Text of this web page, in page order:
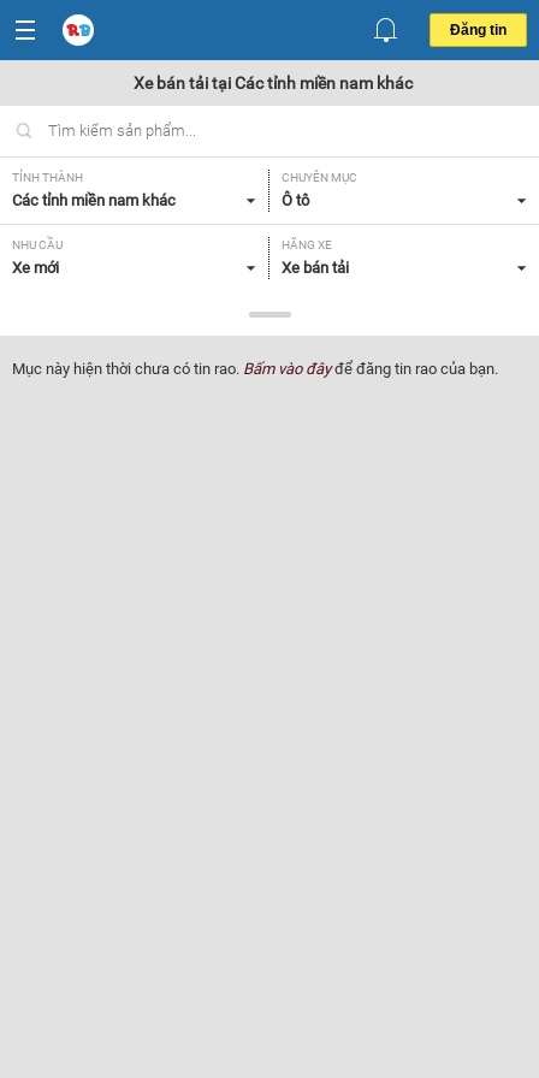
Đăng tin
Xe bán tải tại Các tỉnh miền nam khác
TỈNH THÀNH
Các tỉnh miền nam khác
CHUYÊN MỤC
Ô tô
NHU CẦU
Xe mới
HÃNG XE
Xe bán tải
Tất cả
NĂM SẢN XUẤT
Tất cả
GIÁ XE XUẤT XỨ
Mục này hiện thời chưa có tin rao. Bấm vào đâyđể đăng tin rao của bạn.